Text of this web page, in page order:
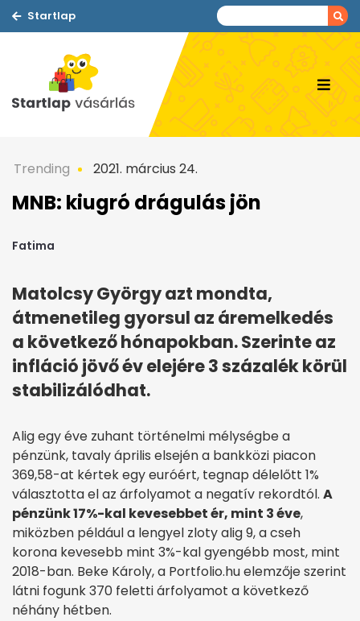
Startlap
Trending 2021. március 24.
MNB: kiugró drágulás jön
Fatima
Matolcsy György azt mondta,
átmenetileg gyorsul az áremelkedés
a következő hónapokban. Szerinte az
infláció jövő év elejére 3 százalék körül
stabilizálódhat.
Alig egy éve zuhant történelmi mélységbe a
pénzünk, tavaly április elsején a bankközi piacon
369,58-at kértek egy euróért, tegnap délelőtt 1%
választotta el az árfolyamot a negatív rekordtól. A
pénzünk 17%-kal kevesebbet ér, mint 3 éve,
miközben például a lengyel zloty alig 9, a cseh
korona kevesebb mint 3%-kal gyengébb most, mint
2018-ban. Beke Károly, a Portfolio.hu elemzője szerint
látni fogunk 370 feletti árfolyamot a következő
néhány hétben.